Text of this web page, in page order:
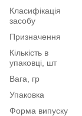
Класифікація
засобу
Призначення
Кількість в
упаковці, шт
Вага, гр
Упаковка
Форма випуску